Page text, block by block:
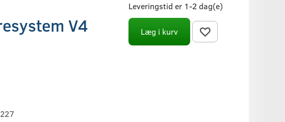
V4
Leveringstid er 1-2 dag(e)
Læg i kurv